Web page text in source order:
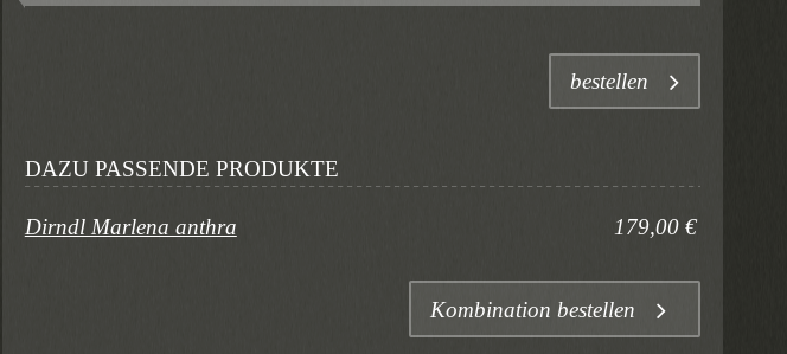
bestellen
DAZU PASSENDE PRODUKTE
Dirndl Marlena anthra 179,00 €
Kombination bestellen